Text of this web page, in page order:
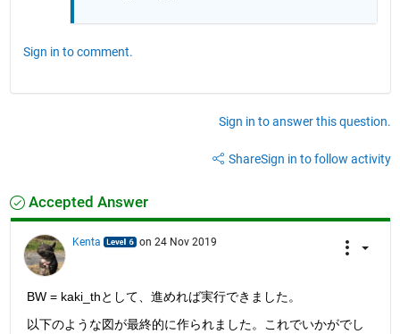
Sign in to comment.
Sign in to answer this question.
ShareSign in to follow activity
Accepted Answer
Kenta on 24 Nov 2019
BW = kaki_thとして、進めれば実行できました。
以下のような図が最終的に作られました。これでいかがでし